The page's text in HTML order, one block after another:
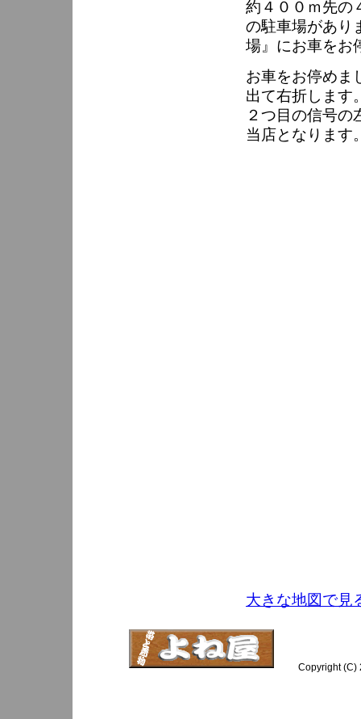
約４００ｍ先の
の駐車場があり
場』にお車をお
お車をお停めま
出て右折します
２つ目の信号
当店となります
大きな地図で見
Copyright (C)